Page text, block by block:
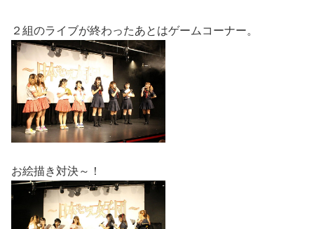
２組のライブが終わったあとはゲームコーナー。
お絵描き対決～！